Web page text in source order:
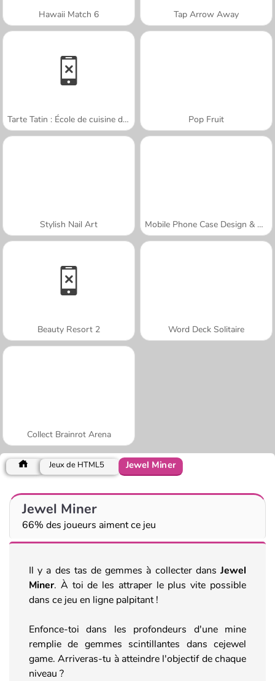
Hawaii Match 6 Tap Arrow Away
Tarte Tatin : École de cuisine de Sara Pop Fruit
Stylish Nail Art Mobile Phone Case Design & DIY
Beauty Resort 2 Word Deck Solitaire
Collect Brainrot Arena
Jeux de HTML5 Jewel Miner
Jewel Miner
66% des joueurs aiment ce jeu
Il y a des tas de gemmes à collecter dansJewel
Miner. À toi de les attraper le plus vite possible
dans ce jeu en ligne palpitant !
Enfonce-toi dans les profondeurs d'une mine
remplie de gemmes scintillantes dans cejewel
game. Arriveras-tu à atteindre l'objectif de chaque
niveau ?